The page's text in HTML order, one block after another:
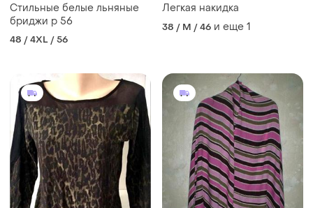
Стильные белые льняные
бриджи р 56
48 / 4XL / 56
Легкая накидка
38 / M / 46 и еще 1